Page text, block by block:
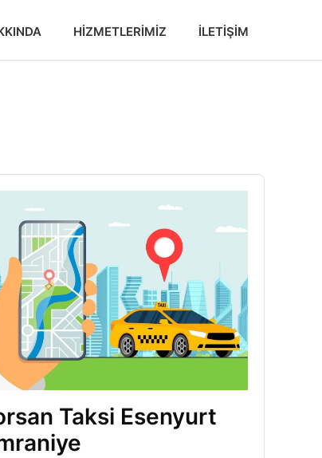
HIZMETLERIMIZ İLETIŞIM
Taksi Esenyurt